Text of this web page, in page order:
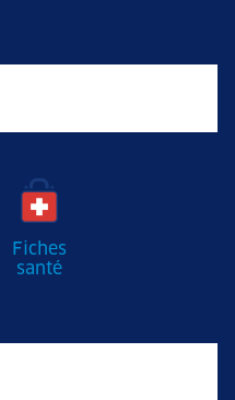
Fiches
santé